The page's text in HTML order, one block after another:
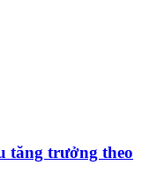
tăng trưởng theo